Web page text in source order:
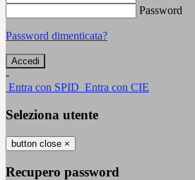
Password
Password dimenticata?
-
Entra con SPID Entra con CIE
Seleziona utente
button close ×
Recupero password